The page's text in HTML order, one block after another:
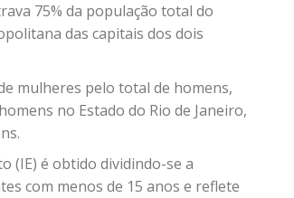
75% da população total do
das capitais dos dois
mulheres pelo total de homens,
no Estado do Rio de Janeiro,
(IE) é obtido dividindo-se a
com menos de 15 anos e reflete